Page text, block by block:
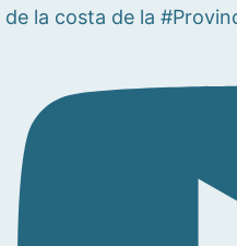
de la costa de la